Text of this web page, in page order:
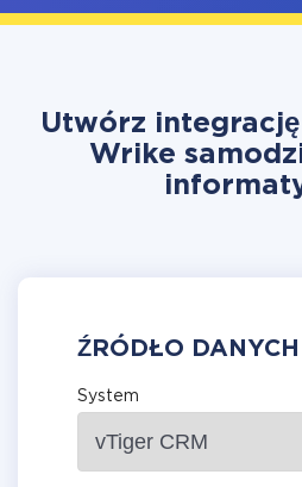
Utwórz
Wrike
ŹRÓDŁO DANYCH
System